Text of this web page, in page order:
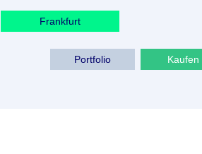
Frankfurt
Kaufen
Portfolio